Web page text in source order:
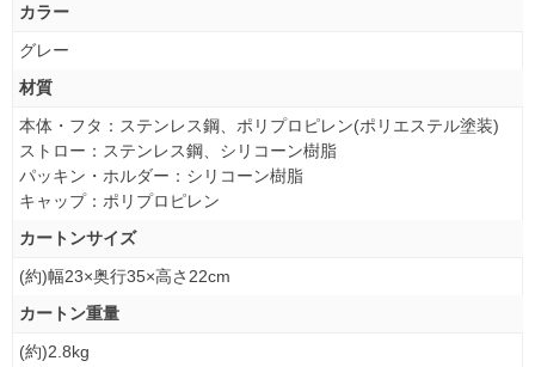
カラー
グレー
材質
本体・フタ：ステンレス鋼、ポリプロピレン(ポリエステル塗装)
ストロー：ステンレス鋼、シリコーン樹脂
パッキン・ホルダー：シリコーン樹脂
キャップ：ポリプロピレン
カートンサイズ
(約)幅23×奥行35×高さ22cm
カートン重量
(約)2.8kg